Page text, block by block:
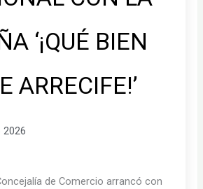
‘¡QUÉ BIEN
ARRECIFE!’
2026
de Comercio arrancó con